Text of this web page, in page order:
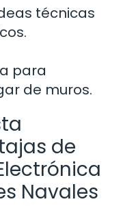
técnicas
para
de muros.
de
Navales